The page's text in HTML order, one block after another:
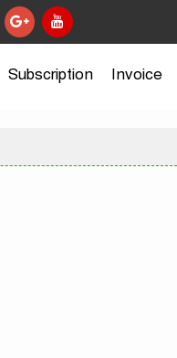
Subscription Invoice